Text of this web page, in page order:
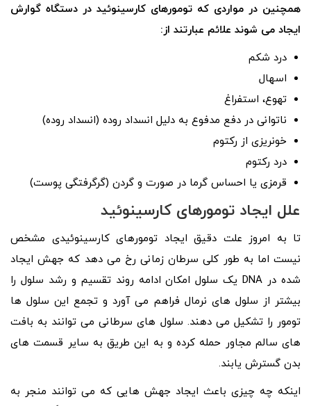
همچنین در مواردی که تومورهای کارسینوئید در دستگاه گوارش
ایجاد می شوند علائم عبارتند از:
درد شکم
اسهال
تهوع، استفراغ
ناتوانی در دفع مدفوع به دلیل انسداد روده (انسداد روده)
خونریزی از رکتوم
درد رکتوم
قرمزی یا احساس گرما در صورت و گردن (گرگرفتگی پوست)
علل ایجاد تومورهای کارسینوئید
تا به امروز علت دقیق ایجاد تومورهای کارسینوئیدی مشخص
نیست اما به طور کلی سرطان زمانی رخ می دهد که جهش ایجاد
شده در DNA یک سلول امکان ادامه روند تقسیم و رشد سلول را
بیشتر از سلول های نرمال فراهم می آورد و تجمع این سلول ها
تومور را تشکیل می دهند. سلول های سرطانی می توانند به بافت
های سالم مجاور حمله کرده و به این طریق به سایر قسمت های
بدن گسترش یابند.
اینکه چه چیزی باعث ایجاد جهش هایی که می توانند منجر به